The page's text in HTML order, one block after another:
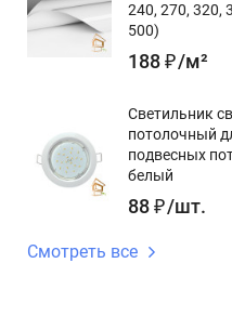
240, 270, 320,
500)
188₽/м²
Светильник
потолочный
подвесных
белый
88₽/шт.
Смотреть все